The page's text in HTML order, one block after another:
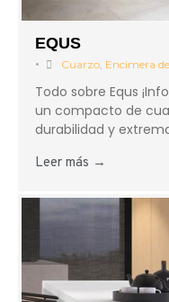
EQUS
• Cuarzo, Encimera
Todo sobre Equs
un compacto de
durabilidad y
Leer más →